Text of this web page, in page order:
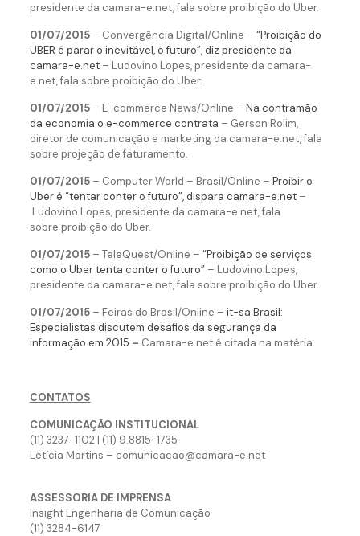
presidente da camara-e.net, fala sobre proibição do Uber.
01/07/2015– Convergência Digital/Online – “Proibição do
UBER é parar o inevitável, o futuro”, diz presidente da
camara-e.net– Ludovino Lopes, presidente da camara-
e.net, fala sobre proibição do Uber.
01/07/2015– E-commerce News/Online – Na contramão
da economia o e-commerce contrata – Gerson Rolim,
diretor de comunicação e marketing da camara-e.net, fala
sobre projeção de faturamento.
01/07/2015– Computer World – Brasil/Online – Proibir o
Uber é “tentar conter o futuro”, dispara camara-e.net –
Ludovino Lopes, presidente da camara-e.net, fala
sobre proibição do Uber.
01/07/2015– TeleQuest/Online – “Proibição de serviços
como o Uber tenta conter o futuro”– Ludovino Lopes,
presidente da camara-e.net, fala sobre proibição do Uber.
01/07/2015– Feiras do Brasil/Online – it-sa Brasil:
Especialistas discutem desafios da segurança da
informação em 2015 – Camara-e.net é citada na matéria.
CONTATOS
COMUNICAÇÃO INSTITUCIONAL
(11) 3237-1102 | (11) 9.8815-1735
Letícia Martins – comunicacao@camara-e.net
ASSESSORIA DE IMPRENSA
Insight Engenharia de Comunicação
(11) 3284-6147